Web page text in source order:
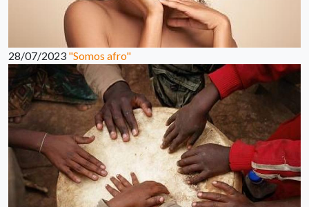
28/07/2023 "Somos afro"